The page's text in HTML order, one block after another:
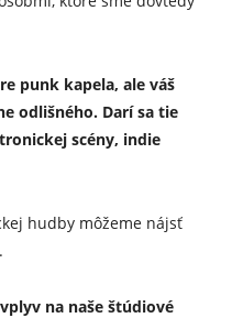
punk kapela, ale váš
odlišného. Darí sa tie
scény, indie
hudby môžeme nájsť
na naše štúdiové